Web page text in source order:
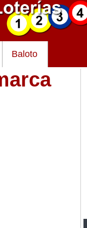
Baloto